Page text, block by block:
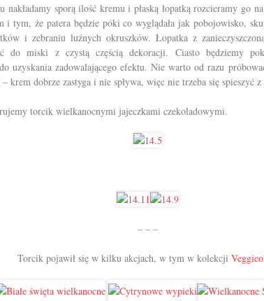
nakładamy sporą ilość kremu i płaską łopatką rozcieramy go
i tym, że patera będzie póki co wyglądała jak pobojowisko,
i zebraniu luźnych okruszków. Łopatka z
do miski z czystą częścią dekoracji. Ciasto będziemy
uzyskania zadowalającego efektu. Nie warto od razu
– krem dobrze zastyga i nie spływa, więc nie trzeba się spieszyć z
torcik wielkanocnymi jajeczkami czekoladowymi.
– – –
Torcik pojawił się w kilku akcjach, w tym w kolekcji